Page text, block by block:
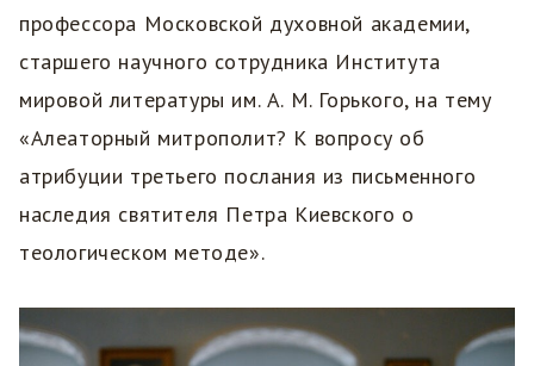
профессора Московской духовной академии,
старшего научного сотрудника Института
мировой литературы им. А. М. Горького, на тему
«Алеаторный митрополит? К вопросу об
атрибуции третьего послания из письменного
наследия святителя Петра Киевского о
теологическом методе».